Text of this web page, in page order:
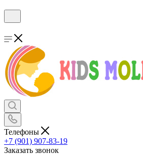
Телефоны
+7 (901) 907-83-19
Заказать звонок